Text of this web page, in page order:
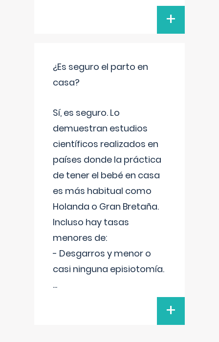
+
¿Es seguro el parto en
casa?
Sí, es seguro. Lo
demuestran estudios
científicos realizados en
países donde la práctica
de tener el bebé en casa
es más habitual como
Holanda o Gran Bretaña.
Incluso hay tasas
menores de:
- Desgarros y menor o
casi ninguna episiotomía.
...
+